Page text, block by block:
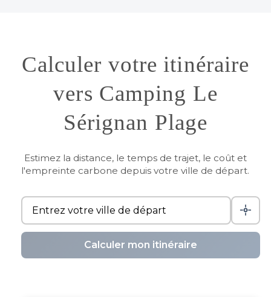
Calculer votre itinéraire
vers Camping Le
Sérignan Plage
Estimez la distance, le temps de trajet, le coût et
l'empreinte carbone depuis votre ville de départ.
Calculer mon itinéraire